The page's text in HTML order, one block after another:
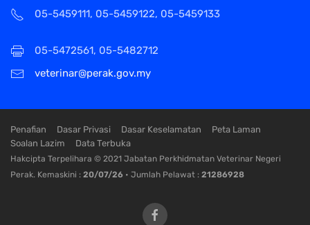
05-5459111, 05-5459122, 05-5459133
05-5472561, 05-5482712
veterinar@perak.gov.my
Penafian Dasar Privasi Dasar Keselamatan
Peta Laman
Soalan Lazim
Data Terbuka
Hakcipta Terpelihara © 2021 Jabatan Perkhidmatan Veterinar Negeri
Perak. Kemaskini : 20/07/26 • Jumlah Pelawat : 21286928